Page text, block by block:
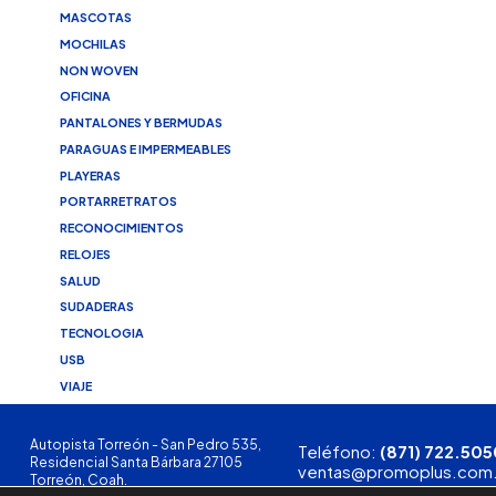
MASCOTAS
MOCHILAS
NON WOVEN
OFICINA
PANTALONES Y BERMUDAS
PARAGUAS E IMPERMEABLES
PLAYERAS
PORTARRETRATOS
RECONOCIMIENTOS
RELOJES
SALUD
SUDADERAS
TECNOLOGIA
USB
VIAJE
Autopista Torreón - San Pedro 535,
Residencial Santa Bárbara 27105
Torreón, Coah.
Teléfono: (871)